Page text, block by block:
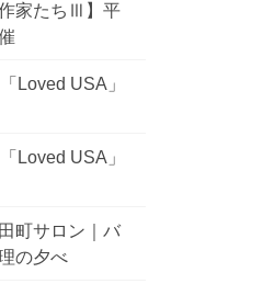
作家たちⅢ】平
Loved USA」
Loved USA」
町サロン｜バ
の夕べ